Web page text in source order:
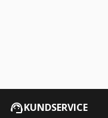
KUNDSERVICE